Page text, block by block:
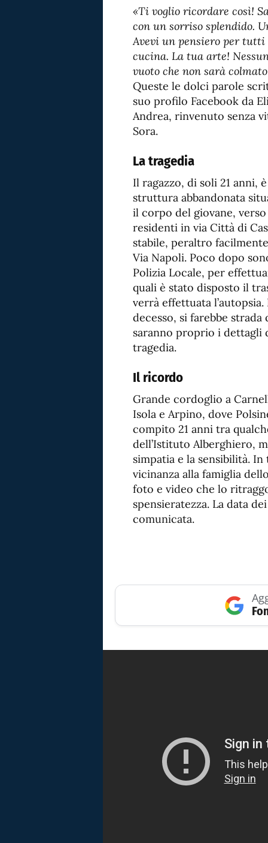
«Ti voglio ricordare così!
con un sorriso splendido.
Avevi un pensiero per tutti
cucina. La tua arte!
vuoto che non sarà
Queste le dolci parole
suo profilo Facebook da
Andrea, rinvenuto senza
Sora.
La tragedia
Il ragazzo, di soli 21 anni,
struttura abbandonata
il corpo del giovane,
residenti in via Città di
stabile, peraltro
Via Napoli. Poco dopo
Polizia Locale, per
quali è stato disposto il
verrà effettuata
decesso, si farebbe
saranno proprio i dettagli
tragedia.
Il ricordo
Grande cordoglio a
Isola e Arpino, dove
compito 21 anni tra
dell’Istituto Alberghiero,
simpatia e la sensibilità.
vicinanza alla famiglia
foto e video che lo
spensieratezza. La data
comunicata.